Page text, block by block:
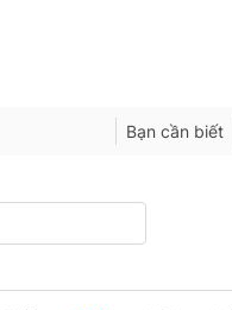
Bạn cần biết